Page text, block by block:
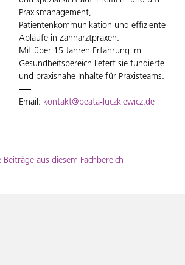
Praxismanagement,
Patientenkommunikation und effiziente
Abläufe in Zahnarztpraxen.
Mit über 15 Jahren Erfahrung im
Gesundheitsbereich liefert sie fundierte
und praxisnahe Inhalte für Praxisteams.
Email: kontakt@beata-luczkiewicz.de
Beiträge aus diesem Fachbereich